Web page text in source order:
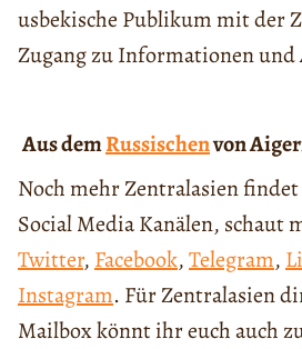
usbekische Publikum mit der
Zugang zu Informationen und
Aus demRussischenvon
Noch mehr Zentralasien
Social Media Kanälen, schaut
Twitter, Facebook,Telegram,
Instagram. Für Zentralasien
Mailbox könnt ihr euch auch